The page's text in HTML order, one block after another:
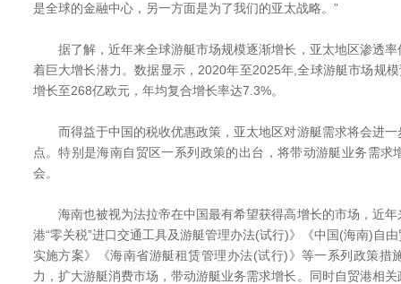
是全球的金融中心，另一方面是为了我们的亚太战略。”
据了解，近年来全球游艇市场规模逐渐增长，亚太地区渗透率
着巨大增长潜力。数据显示，2020年至2025年,全球游艇市场规
增长至268亿欧元，年均复合增长率达7.3%。
而得益于中国的税收优惠政策，亚太地区对游艇需求将会进一
点。特别是海南自贸区一系列政策的出台，将带动游艇业务需求
会。
海南也被视为法拉帝在中国最有希望获得高增长的市场，近年
港“零关税”进口交通工具及游艇管理办法(试行)》《中国(海南)自
实施方案》《海南省游艇租赁管理办法(试行)》等一系列政策措
力，扩大游艇消费市场，带动游艇业务需求增长。同时自贸港相